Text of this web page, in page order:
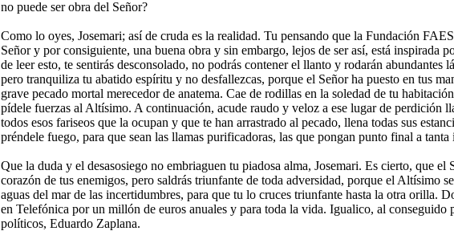
no puede ser obra del Señor?
Como lo oyes, Josemari; así de cruda es la realidad. Tu pensando que la Fundación
Señor y por consiguiente, una buena obra y sin embargo, lejos de ser así, está inspirada
de leer esto, te sentirás desconsolado, no podrás contener el llanto y rodarán abundantes
pero tranquiliza tu abatido espíritu y no desfallezcas, porque el Señor ha puesto en tus
grave pecado mortal merecedor de anatema. Cae de rodillas en la soledad de tu
pídele fuerzas al Altísimo. A continuación, acude raudo y veloz a ese lugar de perdición
todos esos fariseos que la ocupan y que te han arrastrado al pecado, llena todas sus
préndele fuego, para que sean las llamas purificadoras, las que pongan punto final a
Que la duda y el desasosiego no embriaguen tu piadosa alma, Josemari. Es cierto, que el
corazón de tus enemigos, pero saldrás triunfante de toda adversidad, porque el Altísimo
aguas del mar de las incertidumbres, para que tu lo cruces triunfante hasta la otra orilla.
en Telefónica por un millón de euros anuales y para toda la vida. Igualico, al conseguido
políticos, Eduardo Zaplana.